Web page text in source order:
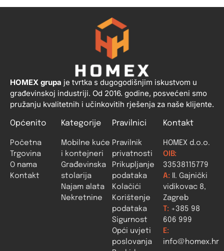
HOMEX grupa je tvrtka s dugogodišnjim iskustvom u
građevinskoj industriji. Od 2016. godine, posvećeni smo
pružanju kvalitetnih i učinkovitih rješenja za naše klijente.
Općenito
Početna
Trgovina
O nama
Kontakt
Kategorije
Mobilne kuće
i kontejneri
Građevinska
stolarija
Najam alata
Nekretnine
Pravilnici
Pravilnik
privatnosti
Prikupljanje
podataka
Kolačići
Korištenje
podataka
Sigurnost
Opći uvjeti
poslovanja
Kontakt
HOMEX d.o.o.
OIB:
33538115779
A: II. Gajnički
vidikovac 8,
Zagreb
T: +385 98
606 999
E:
info@homex.hr